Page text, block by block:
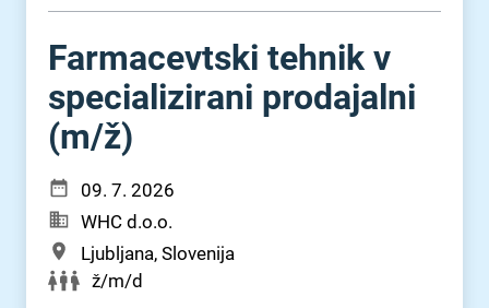
Farmacevtski tehnik v
specializirani prodajalni
(m⁠/⁠ž)
09. 7. 2026
WHC d.o.o.
Ljubljana, Slovenija
ž/m/d